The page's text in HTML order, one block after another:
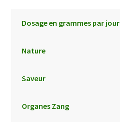
Dosage en grammes par jour
Nature
Saveur
Organes Zang